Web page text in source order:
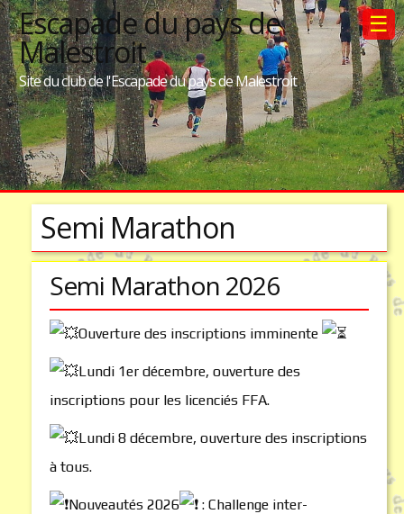
Escapade du pays de
Malestroit
Site du club de l'Escapade du pays de Malestroit
☰
Semi Marathon
Semi Marathon 2026
Ouverture des inscriptions imminente
Lundi 1er décembre, ouverture des
inscriptions pour les licenciés FFA.
Lundi 8 décembre, ouverture des inscriptions
à tous.
Nouveautés 2026
: Challenge inter-